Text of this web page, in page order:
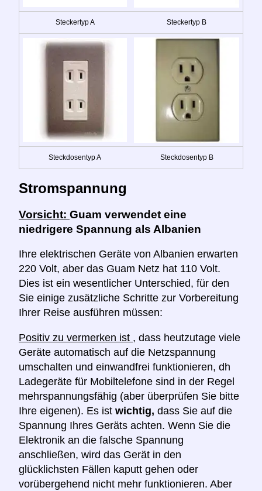
Steckertyp A Steckertyp B
Steckdosentyp A Steckdosentyp B
Stromspannung
Vorsicht: Guam verwendet eine
niedrigere Spannung als Albanien
Ihre elektrischen Geräte von Albanien erwarten
220 Volt, aber das Guam Netz hat 110 Volt.
Dies ist ein wesentlicher Unterschied, für den
Sie einige zusätzliche Schritte zur Vorbereitung
Ihrer Reise ausführen müssen:
Positiv zu vermerken ist , dass heutzutage viele
Geräte automatisch auf die Netzspannung
umschalten und einwandfrei funktionieren, dh
Ladegeräte für Mobiltelefone sind in der Regel
mehrspannungsfähig (aber überprüfen Sie bitte
Ihre eigenen). Es ist wichtig, dass Sie auf die
Spannung Ihres Geräts achten. Wenn Sie die
Elektronik an die falsche Spannung
anschließen, wird das Gerät in den
glücklichsten Fällen kaputt gehen oder
vorübergehend nicht mehr funktionieren. Aber